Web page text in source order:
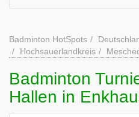
Badminton HotSpots
Hochsauerlandkreis
Badminton
Hallen in